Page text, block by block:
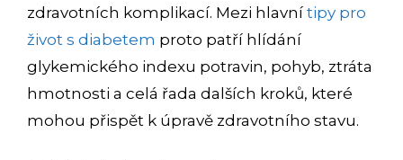
zdravotních komplikací. Mezi hlavní tipy pro
život s diabetem proto patří hlídání
glykemického indexu potravin, pohyb, ztráta
hmotnosti a celá řada dalších kroků, které
mohou přispět k úpravě zdravotního stavu.